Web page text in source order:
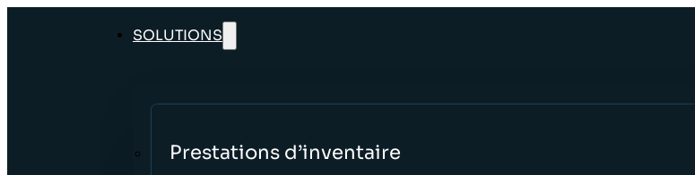
SOLUTIONS
Prestations d’inventaire